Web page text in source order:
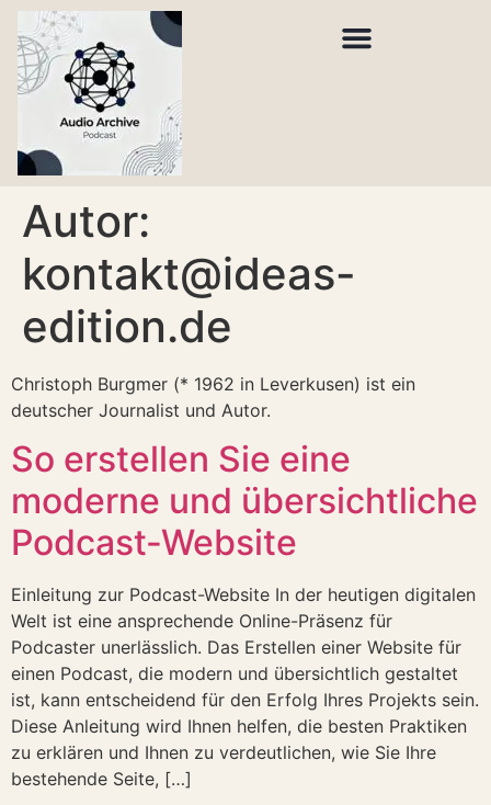
Autor:
kontakt@ideas-
edition.de
Christoph Burgmer (* 1962 in Leverkusen) ist ein
deutscher Journalist und Autor.
So erstellen Sie eine
moderne und übersichtliche
Podcast-Website
Einleitung zur Podcast-Website In der heutigen digitalen
Welt ist eine ansprechende Online-Präsenz für
Podcaster unerlässlich. Das Erstellen einer Website für
einen Podcast, die modern und übersichtlich gestaltet
ist, kann entscheidend für den Erfolg Ihres Projekts sein.
Diese Anleitung wird Ihnen helfen, die besten Praktiken
zu erklären und Ihnen zu verdeutlichen, wie Sie Ihre
bestehende Seite, […]